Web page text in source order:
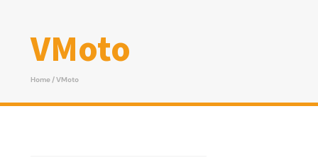
VMoto
Home/ VMoto